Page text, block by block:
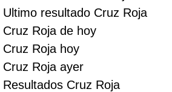
Ultimo resultado Cruz Roja
Cruz Roja de hoy
Cruz Roja hoy
Cruz Roja ayer
Resultados Cruz Roja